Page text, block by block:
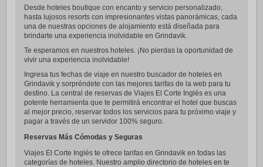
Desde hoteles boutique con encanto y servicio personalizado,
hasta lujosos resorts con impresionantes vistas panorámicas, cada
una de nuestras opciones de alojamiento está diseñada para
brindarte una experiencia inolvidable en Grindavik.
Te esperamos en nuestros hoteles. ¡No pierdas la oportunidad de
vivir una experiencia inolvidable!
Ingresa tus fechas de viaje en nuestro buscador de hoteles en
Grindavik y sorpréndete con las mejores tarifas de la web para tu
destino. La central de reservas de Viajes El Corte Inglés es una
potente herramienta que te permitirá encontrar el hotel que buscas
al mejor precio, reservar todos los servicios para tu próximo viaje y
pagar a través de un servidor 100% seguro.
Reservas Más Cómodas y Seguras
Viajes El Corte Inglés te ofrece tarifas en Grindavik en todas las
categorías de hoteles. Nuestro amplio directorio de hoteles en te